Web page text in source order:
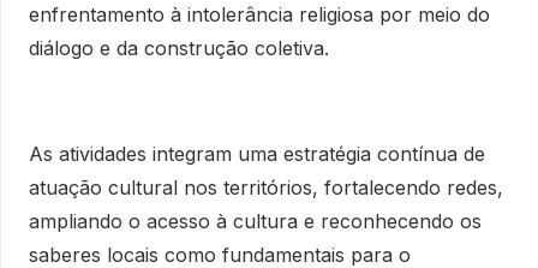
enfrentamento à intolerância religiosa por meio do
diálogo e da construção coletiva.
As atividades integram uma estratégia contínua de
atuação cultural nos territórios, fortalecendo redes,
ampliando o acesso à cultura e reconhecendo os
saberes locais como fundamentais para o